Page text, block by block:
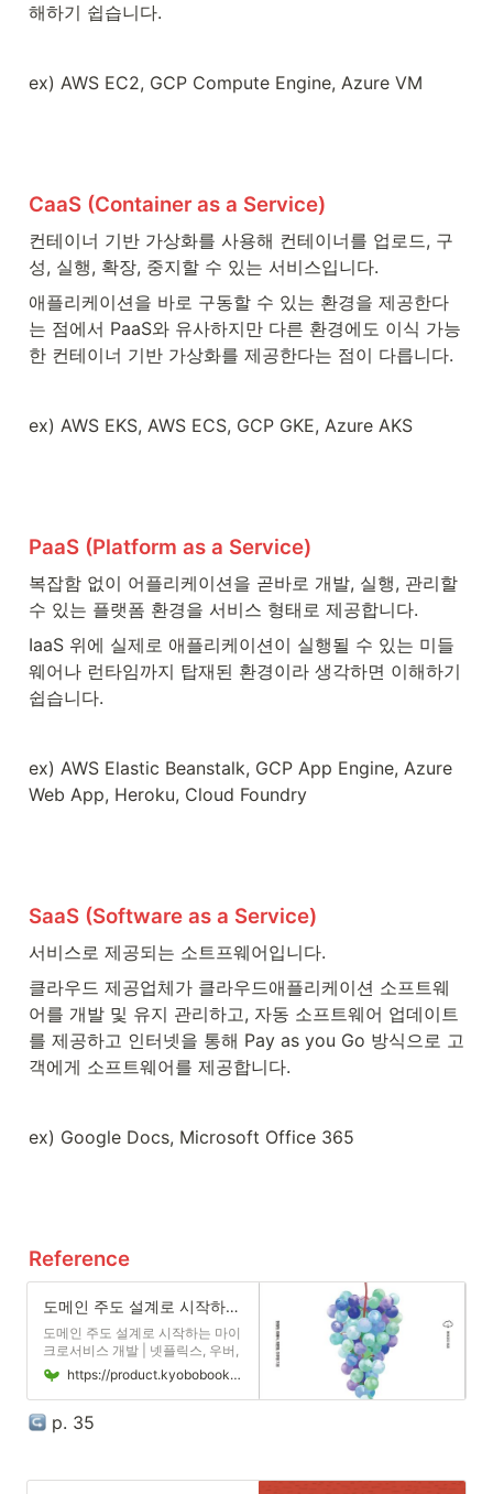
해하기 쉽습니다.
ex) AWS EC2, GCP Compute Engine, Azure VM
CaaS (Container as a Service)
컨테이너 기반 가상화를 사용해 컨테이너를 업로드, 구
성, 실행, 확장, 중지할 수 있는 서비스입니다.
애플리케이션을 바로 구동할 수 있는 환경을 제공한다
는 점에서 PaaS와 유사하지만 다른 환경에도 이식 가능
한 컨테이너 기반 가상화를 제공한다는 점이 다릅니다.
ex) AWS EKS, AWS ECS, GCP GKE, Azure AKS
PaaS (Platform as a Service)
복잡함 없이 어플리케이션을 곧바로 개발, 실행, 관리할
수 있는 플랫폼 환경을 서비스 형태로 제공합니다.
IaaS 위에 실제로 애플리케이션이 실행될 수 있는 미들
웨어나 런타임까지 탑재된 환경이라 생각하면 이해하기
쉽습니다.
ex) AWS Elastic Beanstalk, GCP App Engine, Azure
Web App, Heroku, Cloud Foundry
SaaS (Software as a Service)
서비스로 제공되는 소트프웨어입니다.
클라우드 제공업체가 클라우드애플리케이션 소프트웨
어를 개발 및 유지 관리하고, 자동 소프트웨어 업데이트
를 제공하고 인터넷을 통해 Pay as you Go 방식으로 고
객에게 소프트웨어를 제공합니다.
ex) Google Docs, Microsoft Office 365
Reference
도메인 주도 설계로 시작하는 마이크로서비스 개발 | 한정헌 - 교보문고
도메인 주도 설계로 시작하는 마이
크로서비스 개발 | 넷플릭스, 우버,
아마존, 쿠팡 등의 대규모 인터넷
서비스를 제공하는 회사들의 애플
리케이션은 어떤 구조로 만들어졌
을까? 가상화되고 유연하게 변경
되는 클라우드 인프라에 최적화된
https://product.kyobobook.co.kr/detail/S000001766464
p. 35